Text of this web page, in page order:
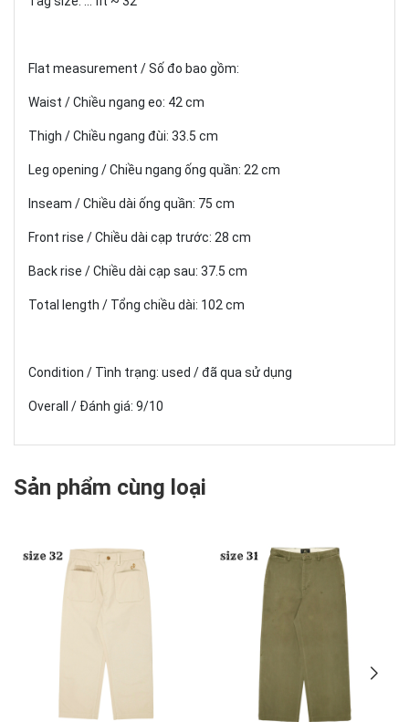
Flat measurement / Số đo bao gồm:
Waist / Chiều ngang eo: 42 cm
Thigh / Chiều ngang đùi: 33.5 cm
Leg opening / Chiều ngang ống quần: 22 cm
Inseam / Chiều dài ống quần: 75 cm
Front rise / Chiều dài cạp trước: 28 cm
Back rise / Chiều dài cạp sau: 37.5 cm
Total length / Tổng chiều dài: 102 cm
Condition / Tình trạng: used / đã qua sử dụng
Overall / Đánh giá: 9/10
Sản phẩm cùng loại